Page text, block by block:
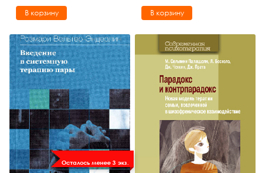
подходы, приемы и
техники
В корзину
клиническая практика.
Новое издание
В корзину
Осталось менее 3 экз.